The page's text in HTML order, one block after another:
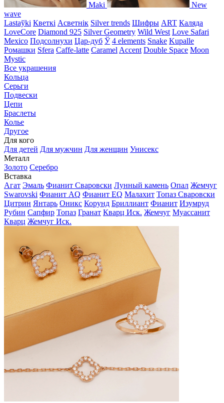
Maki
New
wave
Lastaўki Кветкі Асветнiк Silver trends Шифры ART Каляда
LoveCore Diamond 925 Silver Geometry Wild West Love Safari
Mexico Подсолнухи Цар-дуб Ў 4 elements Snake Kupalle
Ромашки Sfera Caffe-latte Caramel Accent Double Space Moon
Mystic
Все украшения
Кольца
Серьги
Подвески
Цепи
Браслеты
Колье
Другое
Для кого
Для детей Для мужчин Для женщин Унисекс
Металл
Золото Серебро
Вставка
Агат Эмаль Фианит Сваровски Лунный камень Опал Жемчуг
Swarovski Фианит AQ Фианит EQ Малахит Топаз Сваровски
Цитрин Янтарь Оникс Корунд Бриллиант Фианит Изумруд
Рубин Сапфир Топаз Гранат Кварц Иск. Жемчуг Муассанит
Кварц Жемчуг Иск.